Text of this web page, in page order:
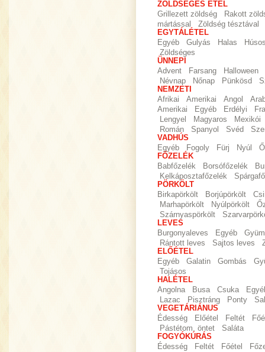
ZÖLDSÉGES ÉTEL
Grillezett zöldség
Rakott
mártással
Zöldség tésztával
EGYTÁLÉTEL
Egyéb
Gulyás Halas
Zöldséges
ÜNNEPI
Advent
Farsang
Halloween
Névnap
Nőnap Pünkösd
NEMZETI
Afrikai
Amerikai Angol
Amerikai
Egyéb Erdélyi
Lengyel
Magyaros
Mexikói
Román
Spanyol Svéd
VADHÚS
Egyéb
Fogoly Fürj Nyúl
FŐZELÉK
Babfőzelék
Borsófőzelék
Kelkáposztafőzelék
PÖRKÖLT
Birkapörkölt
Borjúpörkölt
Marhapörkölt
Nyúlpörkölt
Szárnyaspörkölt
LEVES
Burgonyaleves
Egyéb
Rántott leves
Sajtos leves
ELŐÉTEL
Egyéb
Galatin Gombás
Tojásos
HALÉTEL
Angolna
Busa Csuka
Lazac
Pisztráng Ponty
VEGETÁRIÁNUS
Édesség
Előétel Feltét
Pástétom, öntet
Saláta
FOGYÓKÚRÁS
Édesség
Feltét Főétel